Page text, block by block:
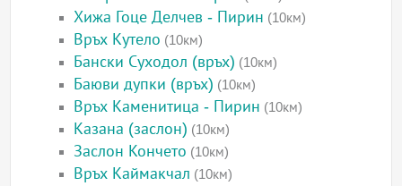
Хижа Гоце Делчев - Пирин (10км)
Връх Кутело (10км)
Бански Суходол (връх) (10км)
Баюви дупки (връх) (10км)
Връх Каменитица - Пирин (10км)
Казана (заслон) (10км)
Заслон Кончето (10км)
Връх Каймакчал (10км)